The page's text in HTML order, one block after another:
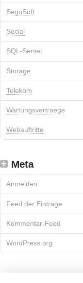
SegoSoft
Social
SQL-Server
Storage
Telekom
Wartungsvertraege
Webauftritte
Meta
Anmelden
Feed der Einträge
Kommentar-Feed
WordPress.org